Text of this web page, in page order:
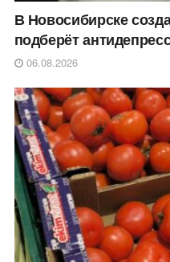
В Новосибирске
подберёт
06.08.2026